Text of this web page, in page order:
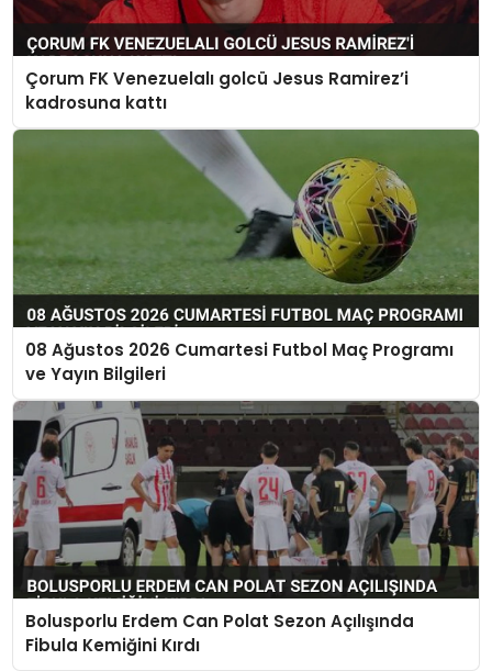
Çorum FK Venezuelalı golcü Jesus Ramirez’i
kadrosuna kattı
08 Ağustos 2026 Cumartesi Futbol Maç Programı
ve Yayın Bilgileri
Bolusporlu Erdem Can Polat Sezon Açılışında
Fibula Kemiğini Kırdı